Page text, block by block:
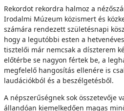
Rekordot rekordra halmoz a
Irodalmi Múzeum közismert és
számára rendezett születésnapi
hogy a legutóbbi esten a
tisztelői már nemcsak a díszterem
előtérbe se nagyon fértek be, a
megfelelő hangosítás ellenére is
laudációkból és a beszélgetésből.
A népszerűségnek sok összetevője
állandóan kiemelkedően magas